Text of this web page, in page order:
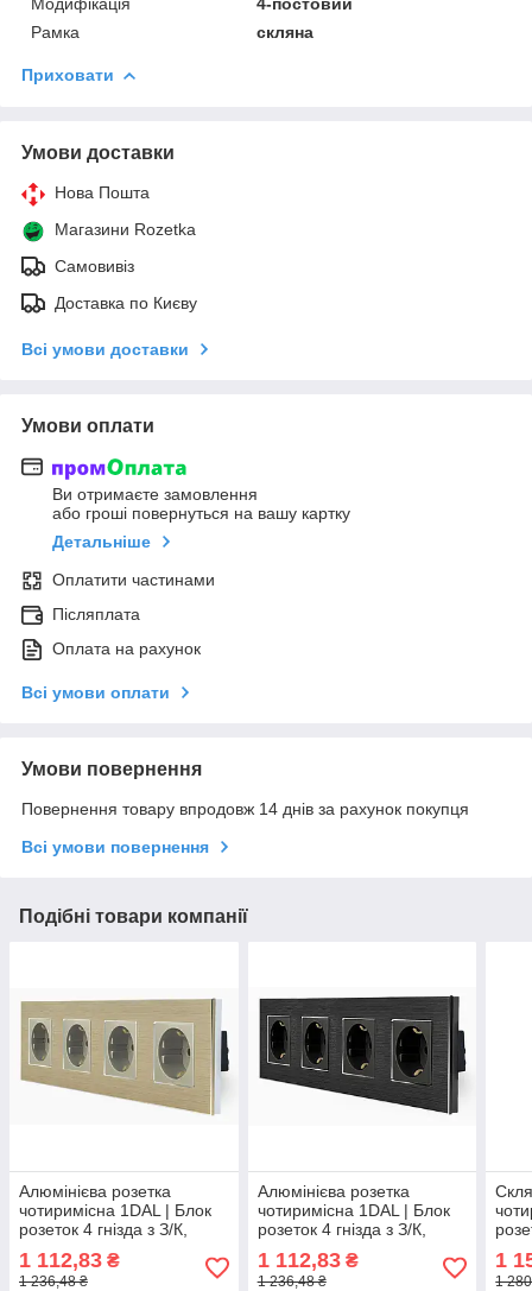
Рамка
скляна
Приховати
Умови доставки
Нова Пошта
Магазини Rozetka
Самовивіз
Доставка по Києву
Всі умови доставки
Умови оплати
Ви отримаєте замовлення
або гроші повернуться на вашу картку
Детальніше
Оплатити частинами
Післяплата
Оплата на рахунок
Всі умови оплати
Умови повернення
Повернення товару впродовж 14 днів за рахунок покупця
Всі умови повернення
Подібні товари компанії
Алюмінієва розетка
чотиримісна 1DAL | Блок
розеток 4 гнізда з З/К,
1 112,83 ₴
1 236,48 ₴
Алюмінієва розетка
чотиримісна 1DAL | Блок
розеток 4 гнізда з З/К,
1 112,83₴
1 236,48 ₴
1
1